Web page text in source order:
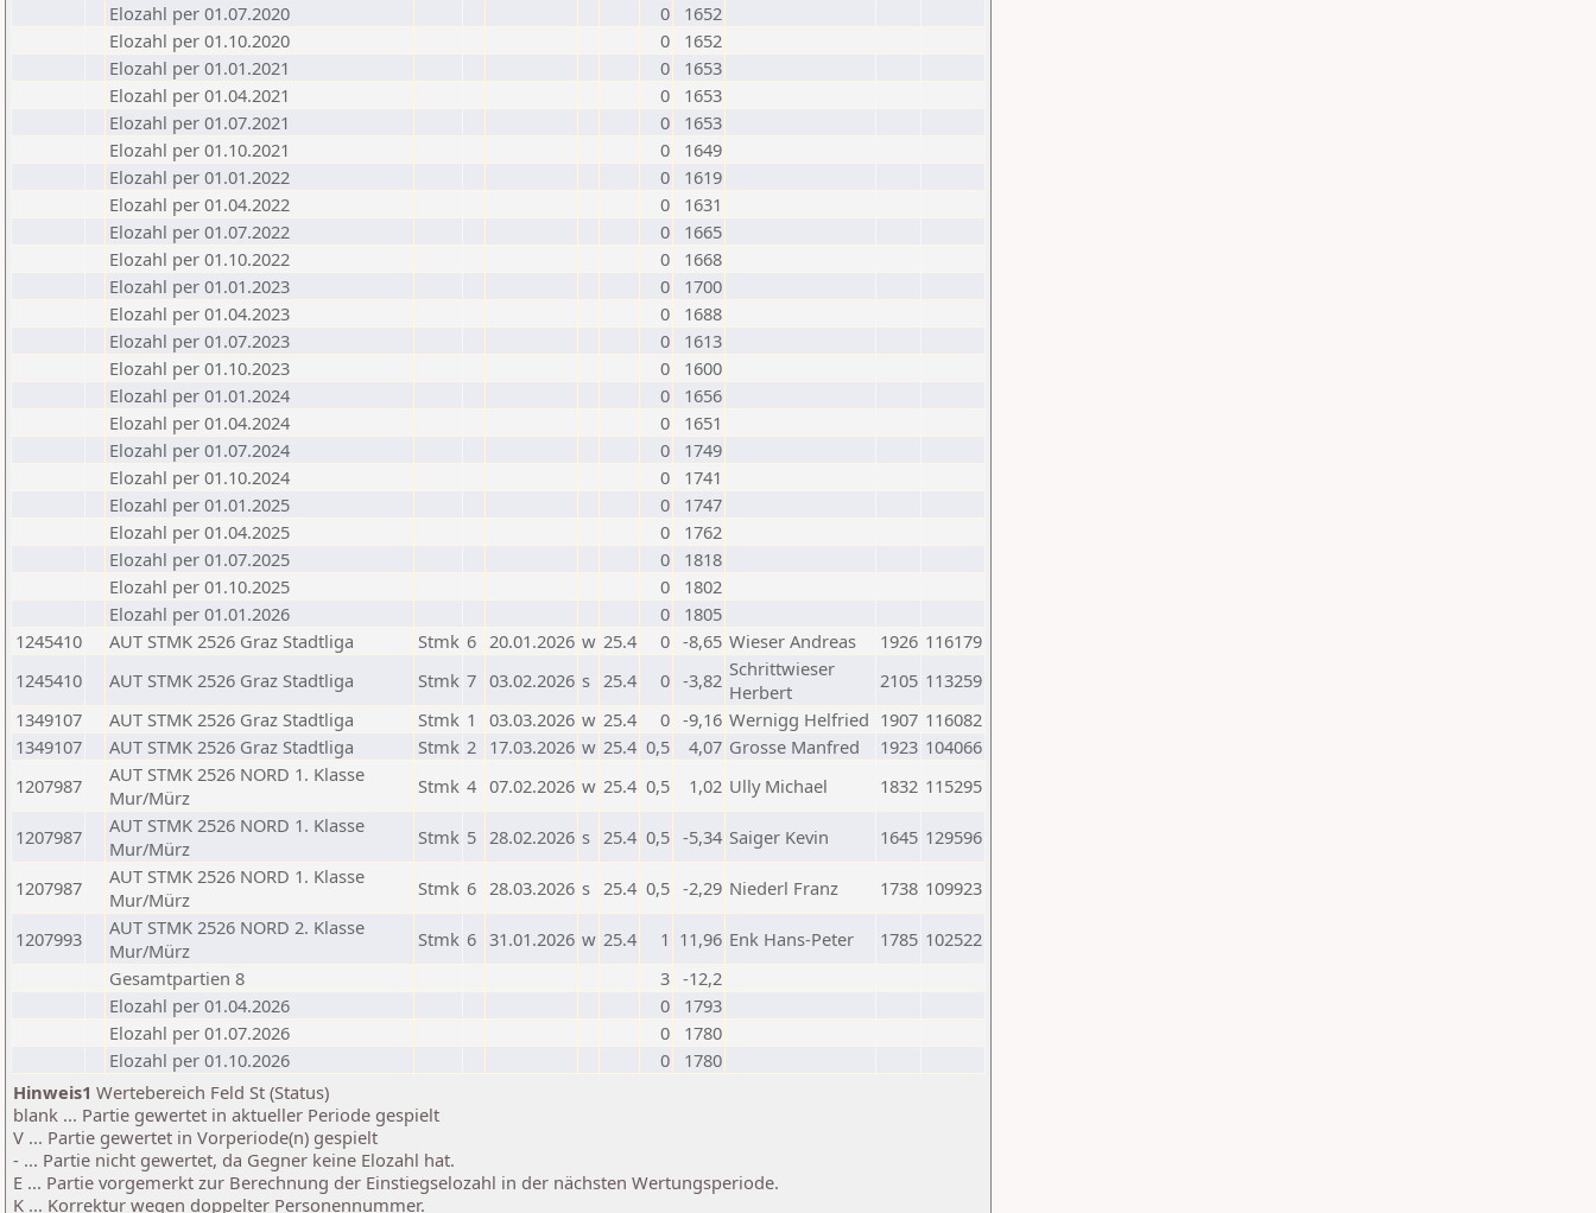
Elozahl per 01.07.2020
0
1652
Elozahl per 01.10.2020
0
1652
Elozahl per 01.01.2021
0
1653
Elozahl per 01.04.2021
0
1653
Elozahl per 01.07.2021
0
1653
Elozahl per 01.10.2021
0
1649
Elozahl per 01.01.2022
0
1619
Elozahl per 01.04.2022
0
1631
Elozahl per 01.07.2022
0
1665
Elozahl per 01.10.2022
0
1668
Elozahl per 01.01.2023
0
1700
Elozahl per 01.04.2023
0
1688
Elozahl per 01.07.2023
0
1613
Elozahl per 01.10.2023
0
1600
Elozahl per 01.01.2024
0
1656
Elozahl per 01.04.2024
0
1651
Elozahl per 01.07.2024
0
1749
Elozahl per 01.10.2024
0
1741
Elozahl per 01.01.2025
0
1747
Elozahl per 01.04.2025
0
1762
Elozahl per 01.07.2025
0
1818
Elozahl per 01.10.2025
0
1802
Elozahl per 01.01.2026
0
1805
1245410
AUT STMK 2526 Graz Stadtliga Stmk 6 20.01.2026 w 25.4 0 -8,65 Wieser Andreas 1926 116179
1245410
AUT STMK 2526 Graz Stadtliga Stmk 7 03.02.2026 s 25.4 0 -3,82 Schrittwieser
Herbert
2105 113259
1349107
AUT STMK 2526 Graz Stadtliga Stmk 1 03.03.2026 w 25.4 0 -9,16 Wernigg Helfried 1907 116082
1349107
AUT STMK 2526 Graz Stadtliga Stmk 2 17.03.2026 w 25.4 0,5 4,07 Grosse Manfred 1923 104066
1207987
AUT STMK 2526 NORD 1. Klasse
Mur/Mürz
Stmk 4 07.02.2026 w 25.4 0,5 1,02 Ully Michael 1832 115295
1207987
AUT STMK 2526 NORD 1. Klasse
Mur/Mürz
Stmk 5 28.02.2026 s 25.4 0,5 -5,34 Saiger Kevin 1645 129596
1207987
AUT STMK 2526 NORD 1. Klasse
Mur/Mürz
Stmk 6 28.03.2026 s 25.4 0,5 -2,29 Niederl Franz 1738 109923
1207993
AUT STMK 2526 NORD 2. Klasse
Mur/Mürz
Stmk 6 31.01.2026 w 25.4 1 11,96 Enk Hans-Peter 1785 102522
Gesamtpartien 8
3 -12,2
Elozahl per 01.04.2026
0
1793
Elozahl per 01.07.2026
0
1780
Elozahl per 01.10.2026
0
1780
Hinweis1 Wertebereich Feld St (Status)
blank ... Partie gewertet in aktueller Periode gespielt
V ... Partie gewertet in Vorperiode(n) gespielt
- ... Partie nicht gewertet, da Gegner keine Elozahl hat.
E ... Partie vorgemerkt zur Berechnung der Einstiegselozahl in der nächsten Wertungsperiode.
K ... Korrektur wegen doppelter Personennummer.